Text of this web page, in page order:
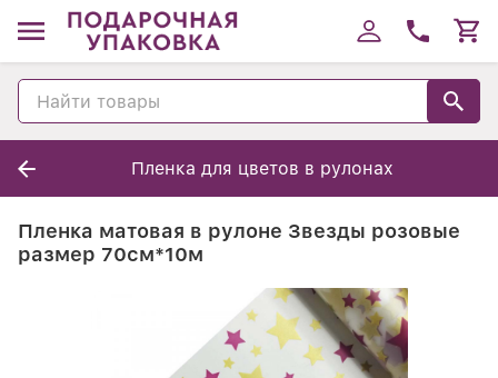
Пленка для цветов в рулонах
Пленка матовая в рулоне Звезды розовые
размер 70см*10м